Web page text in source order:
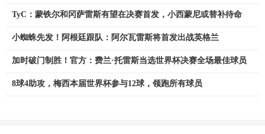
TyC：蒙铁尔和冈萨雷斯有望在决赛首发，小西蒙尼或替补待命
小蜘蛛先发！阿根廷跟队：阿尔瓦雷斯将首发出战英格兰
加时破门制胜！官方：费兰·托雷斯当选世界杯决赛全场最佳球员
8球4助攻，梅西本届世界杯参与12球，领跑所有球员